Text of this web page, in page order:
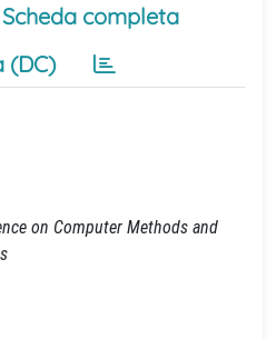
Scheda completa
(DC)
on Computer Methods and